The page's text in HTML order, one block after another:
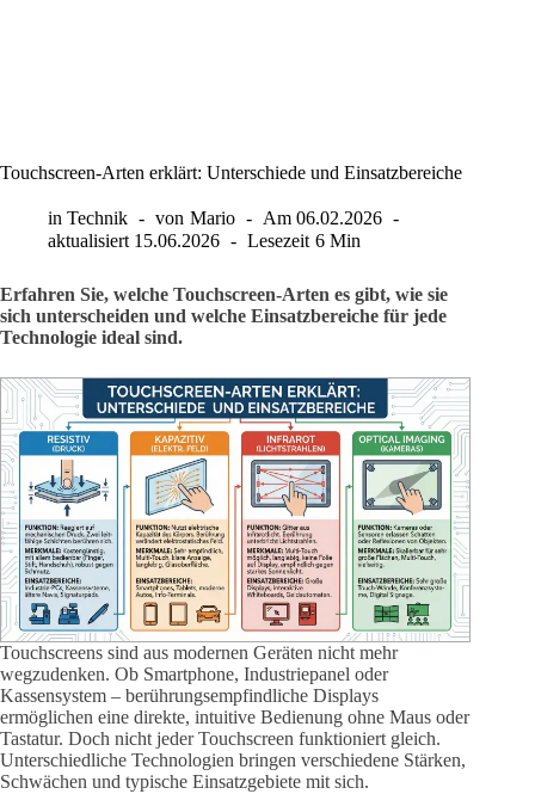
Touchscreen-Arten erklärt: Unterschiede und Einsatzbereiche
in Technik von Mario Am 06.02.2026
aktualisiert 15.06.2026 Lesezeit 6 Min
Erfahren Sie, welche Touchscreen-Arten es gibt, wie sie
sich unterscheiden und welche Einsatzbereiche für jede
Technologie ideal sind.
Touchscreens sind aus modernen Geräten nicht mehr
wegzudenken. Ob Smartphone, Industriepanel oder
Kassensystem – berührungsempfindliche Displays
ermöglichen eine direkte, intuitive Bedienung ohne Maus oder
Tastatur. Doch nicht jeder Touchscreen funktioniert gleich.
Unterschiedliche Technologien bringen verschiedene Stärken,
Schwächen und typische Einsatzgebiete mit sich.